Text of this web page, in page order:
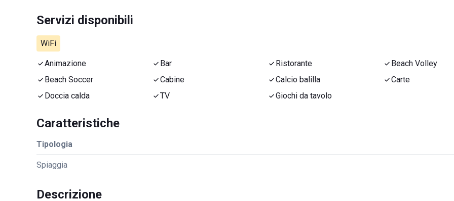
Servizi disponibili
WiFi
Animazione Bar Ristorante
Beach Volley
Beach Soccer
Cabine Calcio balilla
Carte
Doccia calda
TV Giochi da tavolo
Caratteristiche
Tipologia
Spiaggia
Descrizione